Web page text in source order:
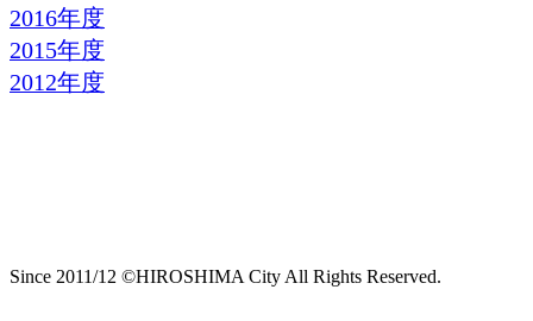
2016年度
2015年度
2012年度
Since 2011/12 ©HIROSHIMA City All Rights Reserved.